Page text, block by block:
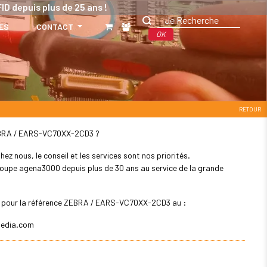
depuis plus de 25 ans !
CONTACT
OK
RETOUR
/ EARS-VC70XX-2CD3 ?
nous, le conseil et les services sont nos priorités.
agena3000 depuis plus de 30 ans au service de la grande
la référence ZEBRA / EARS-VC70XX-2CD3 au :